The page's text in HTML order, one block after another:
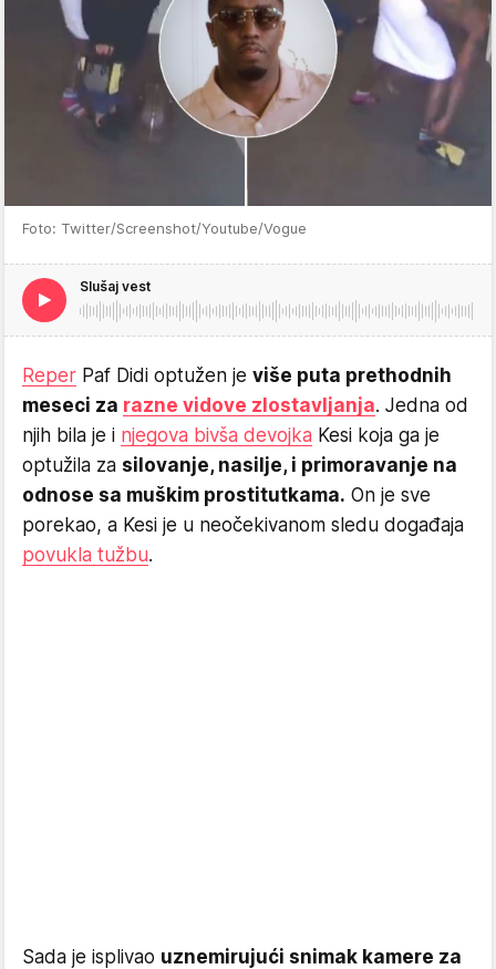
Foto: Twitter/Screenshot/Youtube/Vogue
Slušaj vest
Reper Paf Didi optužen je više puta prethodnih
meseci za razne vidove zlostavljanja. Jedna od
njih bila je i njegova bivša devojka Kesi koja ga je
optužila za silovanje, nasilje, i primoravanje na
odnose sa muškim prostitutkama. On je sve
porekao, a Kesi je u neočekivanom sledu događaja
povukla tužbu.
Sada je isplivao uznemirujući snimak kamere za